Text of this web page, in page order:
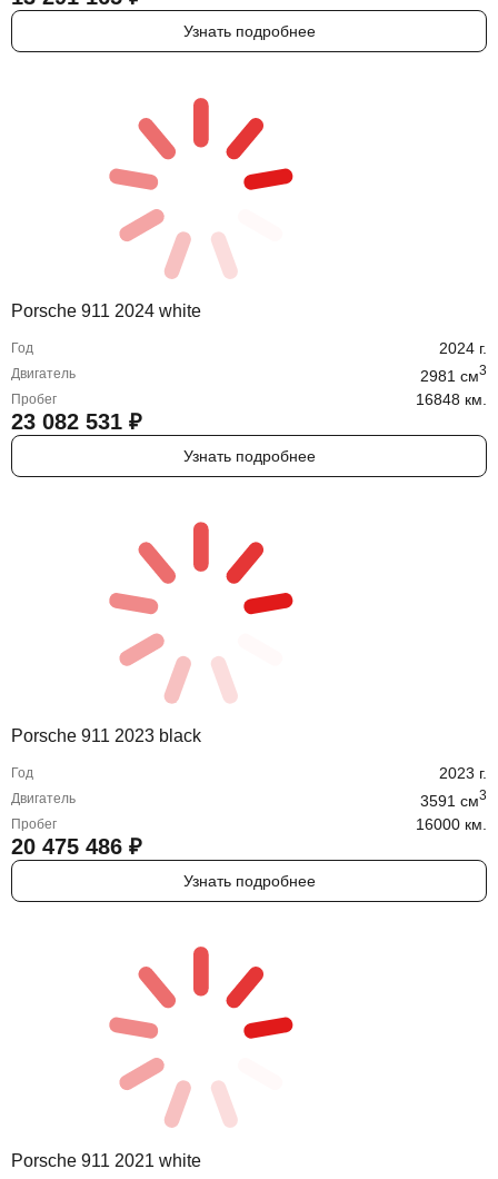
Узнать подробнее
Porsche 911 2024 white
Год 2024 г.
Двигатель 2981 cм3
Пробег 16848 км.
23 082 531 ₽
Узнать подробнее
Porsche 911 2023 black
Год 2023 г.
Двигатель 3591 cм3
Пробег 16000 км.
20 475 486 ₽
Узнать подробнее
Porsche 911 2021 white